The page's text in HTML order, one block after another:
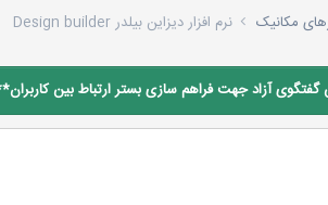
مکانیک نرم افزار دیزاین بیلدر Design builder
آزاد جهت فراهم سازی بستر ارتباط بین